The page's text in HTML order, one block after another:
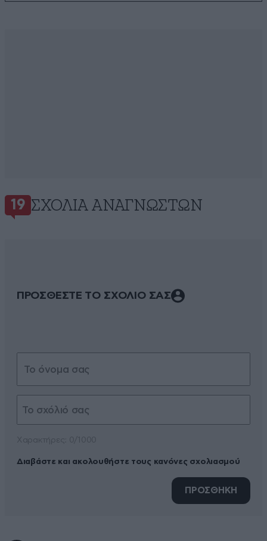
19 ΣΧΌΛΙΑ ΑΝΑΓΝΩΣΤΏΝ
ΠΡΟΣΘΕΣΤΕ ΤΟ ΣΧΟΛΙΟ ΣΑΣ
Διαβάστε και ακολουθήστε τους κανόνες σχολιασμού
ΠΡΟΣΘΗΚΗ